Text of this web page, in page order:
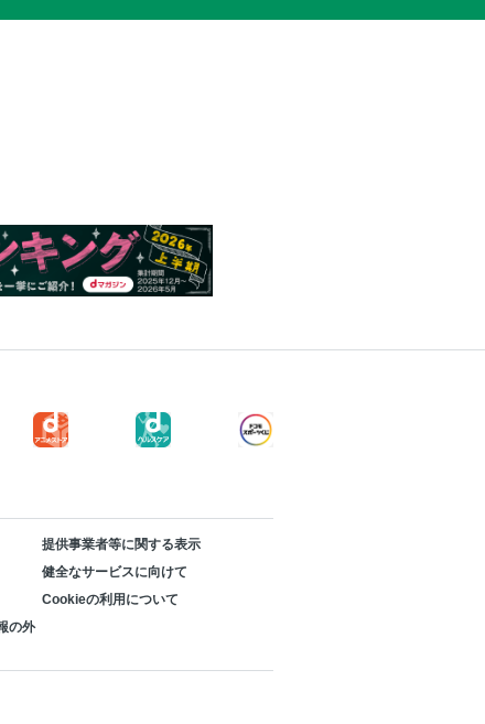
提供事業者等に関する表示
健全なサービスに向けて
Cookieの利用について
の外